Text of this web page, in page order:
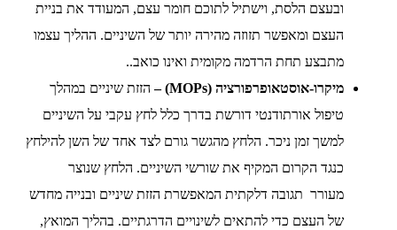
ובעצם הלסת, וישתיל לתוכם חומר עצם, המעודד את בניית
העצם ומאפשר תזוזה מהירה יותר של השיניים. ההליך עצמו
מתבצע תחת הרדמה מקומית ואינו כואב..
מיקרו-אוסטאופרפורציה (MOPs) –
הזזת שיניים במהלך
טיפול אורתודנטי דורשת בדרך כלל לחץ עקבי על השיניים
למשך זמן ניכר. הלחץ מהגשר גורם לצד אחד של השן להילחץ
כנגד הקרום המקיף את שורשי השיניים. הלחץ שנוצר
מעורר תגובה דלקתית המאפשרת הזזת שיניים ובנייה מחדש
של העצם כדי להתאים לשינויים הדרגתיים. בהליך המואץ,